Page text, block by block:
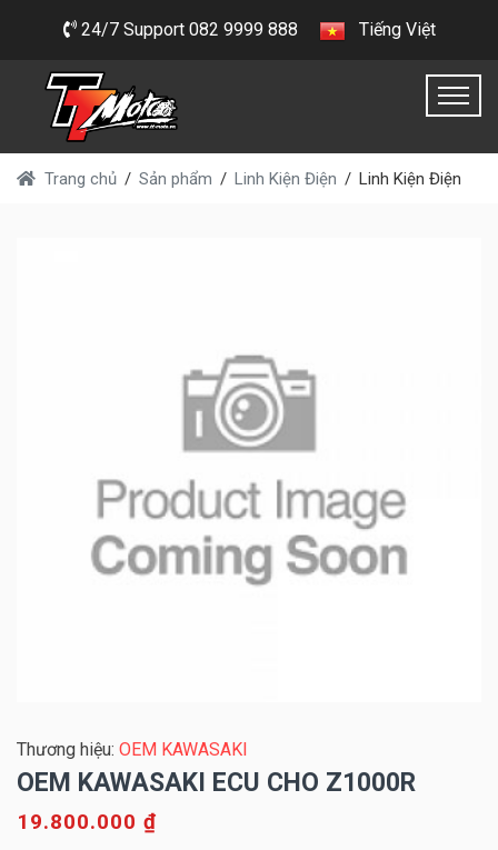
24/7 Support 082 9999 888 Tiếng Việt
Trang chủ Sản phẩm Linh Kiện Điện Linh Kiện Điện
Thương hiệu: OEM KAWASAKI
OEM KAWASAKI ECU CHO Z1000R
19.800.000 ₫